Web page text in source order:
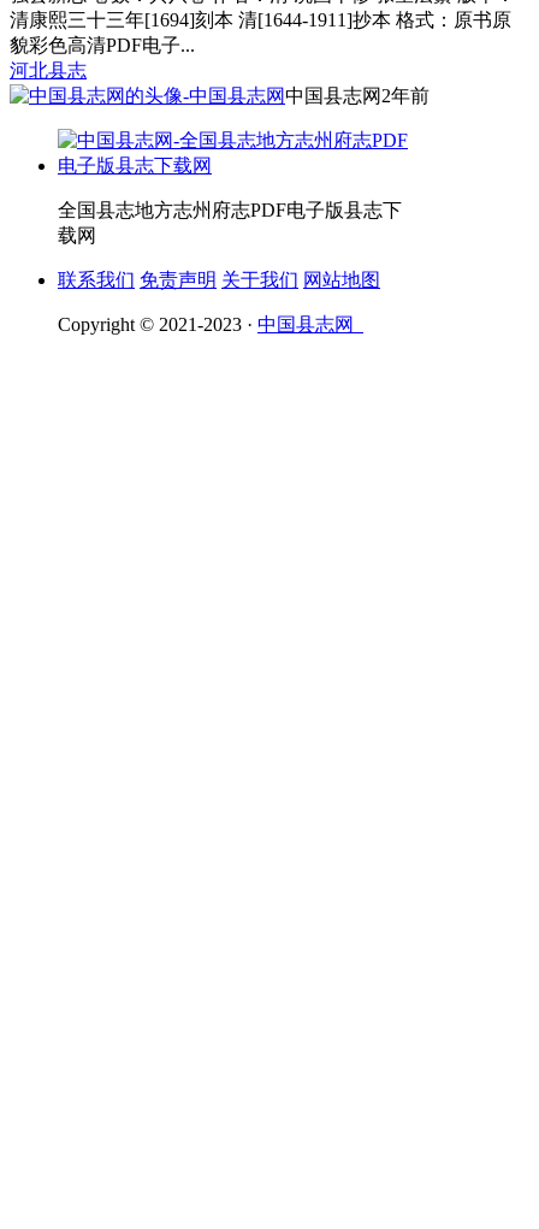
清康熙三十三年[1694]刻本 清[1644-1911]抄本 格式：原书原
貌彩色高清PDF电子...
河北县志
中国县志网 2年前
全国县志地方志州府志PDF电子版县志下
载网
联系我们 免责声明 关于我们 网站地图
Copyright © 2021-2023 · 中国县志网